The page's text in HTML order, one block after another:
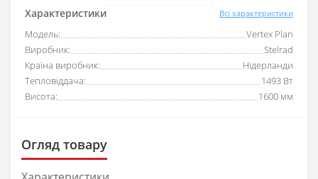
Характеристики Всі характеристики
Модель:
Vertex Plan
Виробник:
Stelrad
Країна виробник:
Нідерланди
Тепловіддача:
1493 Вт
Висота:
1600 мм
Огляд товару